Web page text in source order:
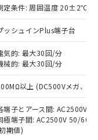
定条件: 周囲温度 20±2℃、
ッシュインPlus端子台
気的: 最大30回/分
械的: 最大30回/分
以上 (DC500Vメガ、点
端子とアース間: AC2500V
極端子間: AC2500V 50/
期値)
器事業取扱
標準価格
くもので
の中には、
商品もある
会結果は、
10物質）の
品を出す予
10物質）の
は確認中の
す。
部品として
場合などや
す。
中国RoHSの
す。
国RoHSの
ます。
門へお問
うち、外国
める商品